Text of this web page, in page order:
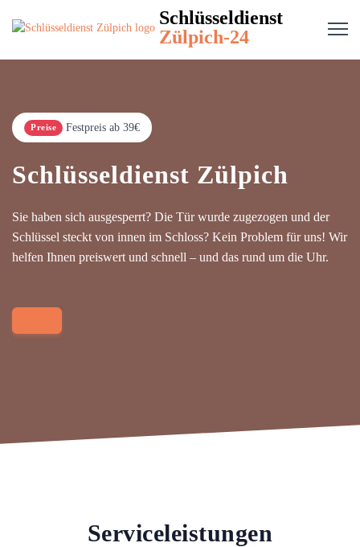
Schlüsseldienst
Zülpich-24
Preise Festpreis ab 39€
Schlüsseldienst Zülpich
Sie haben sich ausgesperrt? Die Tür wurde zugezogen und der
Schlüssel steckt von innen im Schloss? Kein Problem für uns! Wir
helfen Ihnen preiswert und schnell – und das rund um die Uhr.
Serviceleistungen